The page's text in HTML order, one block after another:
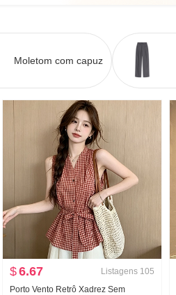
Moletom com capuz
$6.67 Listagens 105
Porto Vento Retrô Xadrez Sem